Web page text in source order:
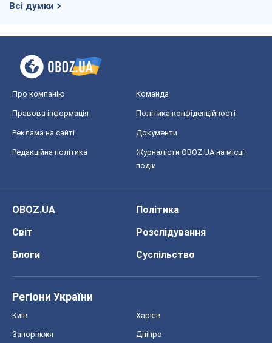
Всі думки
Про компанію Команда
Правова інформація Політика конфіденційності
Реклама на сайті Документи
Редакційна політика
Журналісти OBOZ.UA на місці
подій
OBOZ.UA
Політика
Світ
Розслідування
Блоги
Суспільство
Регіони України
Київ Харків
Запоріжжя Дніпро